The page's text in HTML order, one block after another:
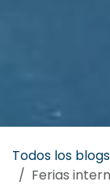
Todos los blogs
Ferias